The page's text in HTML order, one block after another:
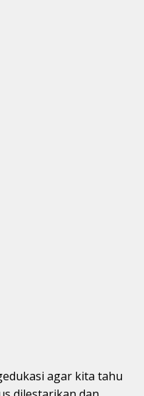
agar kita tahu